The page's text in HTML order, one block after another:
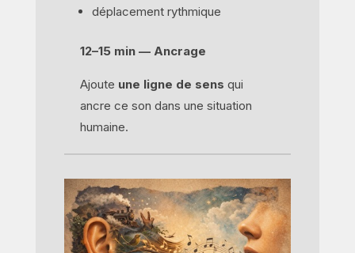
déplacement rythmique
12–15 min — Ancrage
Ajoute une ligne de sens qui
ancre ce son dans une situation
humaine.